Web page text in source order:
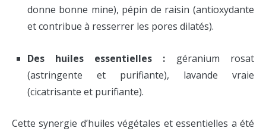
donne bonne mine), pépin de raisin (antioxydante
et contribue à resserrer les pores dilatés).
Des huiles essentielles : géranium rosat
(astringente et purifiante), lavande vraie
(cicatrisante et purifiante).
Cette synergie d’huiles végétales et essentielles a été